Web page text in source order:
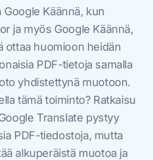
Käännä, kun
ja myös Google Käännä,
ottaa huomioon heidän
PDF-tietoja samalla
yhdistettynä muotoon.
tämä toiminto? Ratkaisu
Translate pystyy
PDF-tiedostoja, mutta
alkuperäistä muotoa ja